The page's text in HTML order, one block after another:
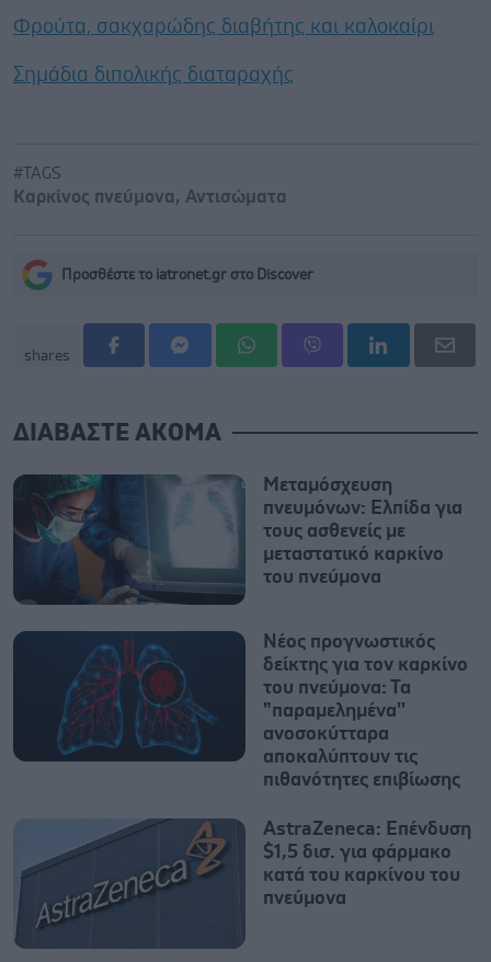
Φρούτα, σακχαρώδης διαβήτης και καλοκαίρι
Σημάδια διπολικής διαταραχής
#TAGS
Καρκίνος πνεύμονα, Αντισώματα
Προσθέστε το iatronet.gr στο Discover
shares
ΔΙΑΒΑΣΤΕ ΑΚΟΜΑ
Μεταμόσχευση
πνευμόνων: Ελπίδα για
τους ασθενείς με
μεταστατικό καρκίνο
του πνεύμονα
Νέος προγνωστικός
δείκτης για τον καρκίνο
του πνεύμονα: Τα
"παραμελημένα''
ανοσοκύτταρα
αποκαλύπτουν τις
πιθανότητες επιβίωσης
AstraZeneca: Επένδυση
$1,5 δισ. για φάρμακο
κατά του καρκίνου του
πνεύμονα